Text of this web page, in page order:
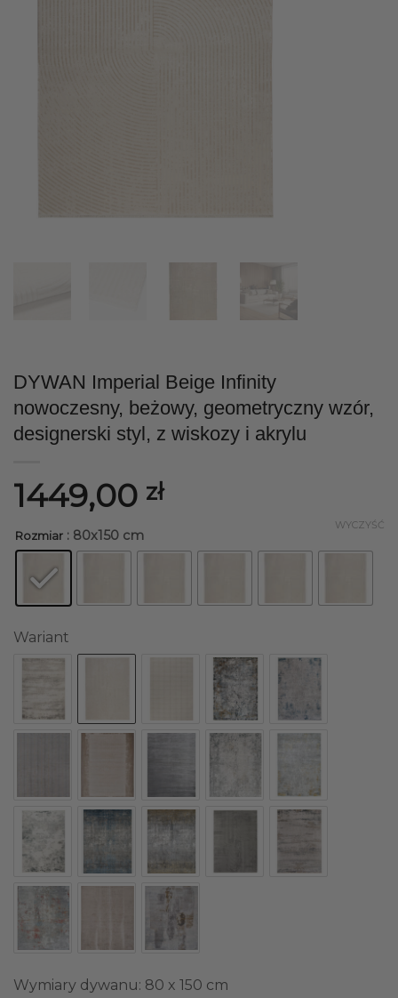
DYWAN Imperial Beige Infinity
nowoczesny, beżowy, geometryczny wzór,
designerski styl, z wiskozy i akrylu
1449,00 zł
Rozmiar : 80x150 cm
WYCZYŚĆ
Wariant
Wymiary dywanu: 80 x 150 cm